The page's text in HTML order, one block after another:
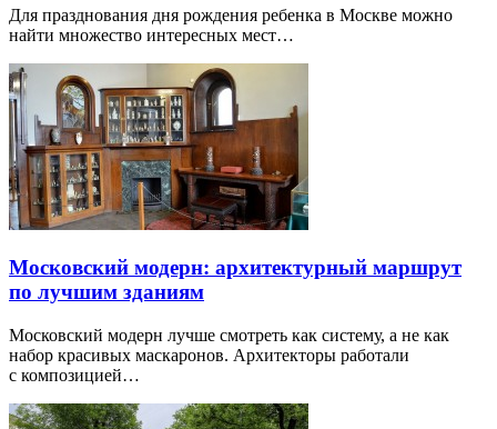
Для празднования дня рождения ребенка в Москве можно
найти множество интересных мест…
Московский модерн: архитектурный маршрут
по лучшим зданиям
Московский модерн лучше смотреть как систему, а не как
набор красивых маскаронов. Архитекторы работали
с композицией…